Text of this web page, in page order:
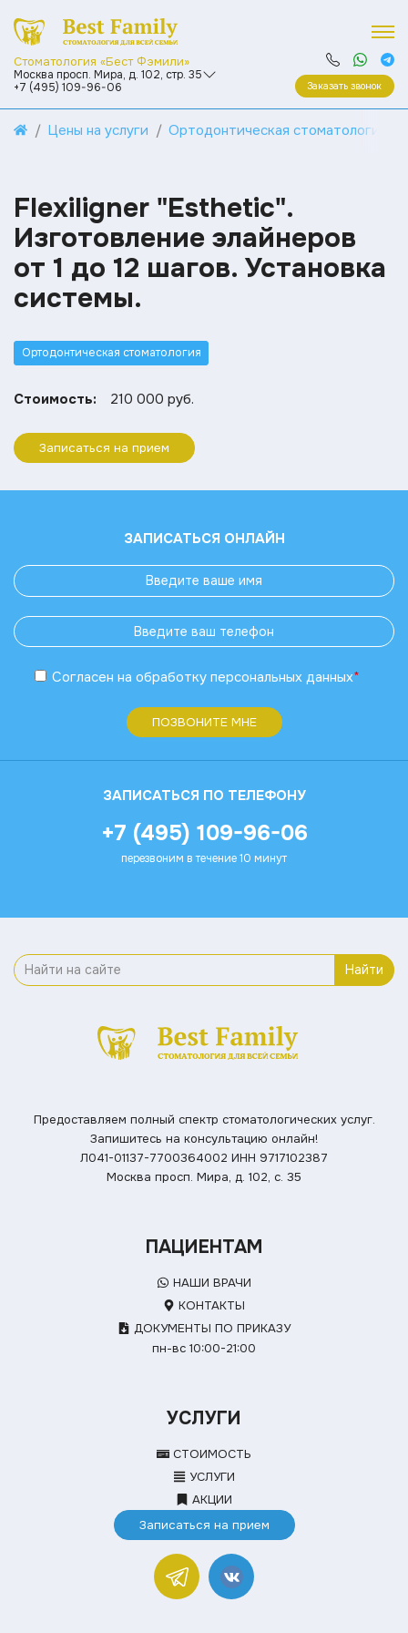
Стоматология «Бест Фэмили»
Москва просп. Мира, д. 102, стр. 35
+7 (495) 109-96-06
Заказать звонок
Цены на услуги Ортодонтическая стоматология
Flexiligner "Esthetic".
Изготовление элайнеров
от 1 до 12 шагов. Установка
системы.
Ортодонтическая стоматология
Стоимость: 210 000 руб.
Записаться на прием
ЗАПИСАТЬСЯ ОНЛАЙН
Согласен на обработку персональных данных*
ПОЗВОНИТЕ МНЕ
ЗАПИСАТЬСЯ ПО ТЕЛЕФОНУ
+7 (495) 109-96-06
перезвоним в течение 10 минут
Найти
Предоставляем полный спектр стоматологических услуг.
Запишитесь на консультацию онлайн!
Л041-01137-7700364002 ИНН 9717102387
Москва просп. Мира, д. 102, с. 35
ПАЦИЕНТАМ
НАШИ ВРАЧИ
КОНТАКТЫ
ДОКУМЕНТЫ ПО ПРИКАЗУ
пн-вс 10:00-21:00
УСЛУГИ
СТОИМОСТЬ
УСЛУГИ
АКЦИИ
Записаться на прием